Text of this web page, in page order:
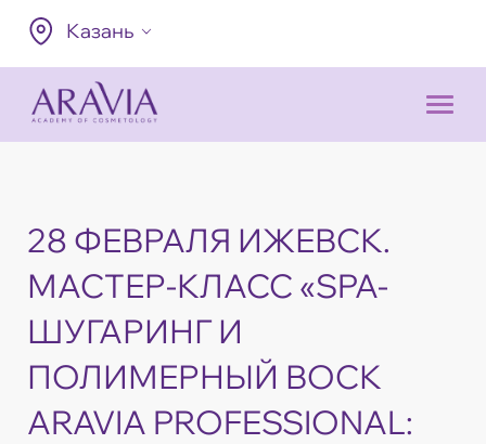
Казань
28 ФЕВРАЛЯ ИЖЕВСК.
МАСТЕР-КЛАСС «SPA-
ШУГАРИНГ И
ПОЛИМЕРНЫЙ ВОСК
ARAVIA PROFESSIONAL: